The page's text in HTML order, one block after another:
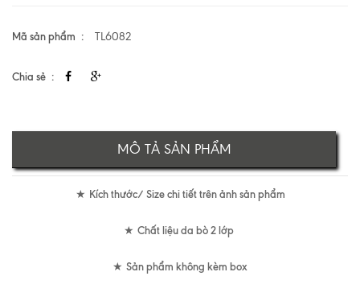
Mã sản phẩm TL6082
Chia sẻ
MÔ TẢ SẢN PHẨM
★ Kích thước/ Size chi tiết trên ảnh sản phẩm
★ Chất liệu da bò 2 lớp
★ Sản phẩm không kèm box